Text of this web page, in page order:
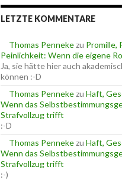
n
e
n
c
h
:
LETZTE KOMMENTARE
Thomas Pennekezu Promille,
Peinlichkeit: Wenn die eigene
Ja, sie hätte hier auch
können :-D
Thomas Pennekezu Haft,
Wenn das
Strafvollzug trifft
:-D
Thomas Pennekezu Haft,
Wenn das
Strafvollzug trifft
:-)